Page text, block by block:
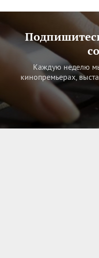
Каждую неделю
кинопремьерах,